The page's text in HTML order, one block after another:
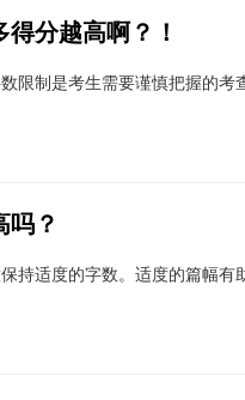
分越高啊？！
限制是考生需要谨慎把握的
吗？
持适度的字数。适度的篇幅有